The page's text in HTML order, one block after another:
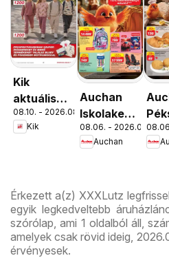
Kik
aktuális
akciós
újság
08.10. - 2026.08.16.
Kik
Auchan
Iskolakezdés
ajánlatok
08.06. - 2026.08.19.
Auchan
Érkezett a(z) XXXLutz
egyik legkedveltebb
szórólap, ami 1 oldalból áll,
amelyek csak rövid ideig,
érvényesek.